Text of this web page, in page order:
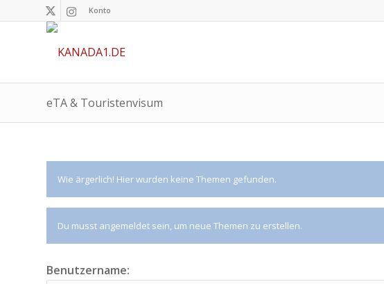
Konto
eTA & Touristenvisum
Wie ärgerlich! Hier wurden keine Themen gefunden.
Du musst angemeldet sein, um neue Themen zu erstellen.
Benutzername: